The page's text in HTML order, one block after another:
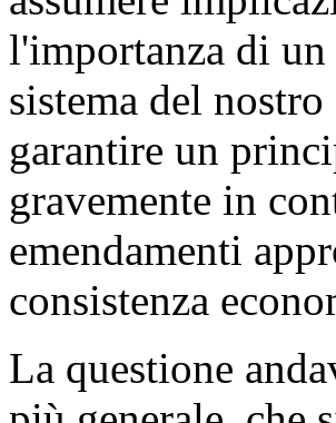
Bisognava tenere
assumere
l'importanza di un
sistema del
garantire un
gravemente in
emendamenti
consistenza